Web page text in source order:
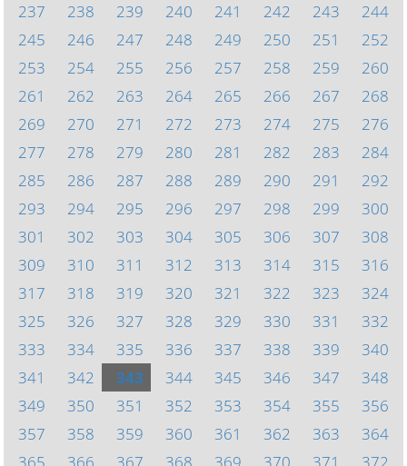
237
238 239 240 241 242 243
244
245
246 247 248 249 250 251
252
253
254 255 256 257 258 259
260
261
262 263 264 265 266 267
268
269
270 271 272 273 274 275
276
277
278 279 280 281 282 283
284
285
286 287 288 289 290 291
292
293
294 295 296 297 298 299
300
301
302 303 304 305 306 307
308
309
310 311 312 313 314 315
316
317
318 319 320 321 322 323
324
325
326 327 328 329 330 331
332
333
334 335 336 337 338 339
340
341
342 343 344 345 346 347
348
349
350 351 352 353 354 355
356
357
358 359 360 361 362 363
364